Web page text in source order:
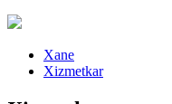
Xane
Xizmetkar